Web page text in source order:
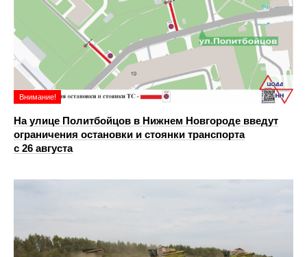
Внимание!
На улице Политбойцов в Нижнем Новгороде введут
ограничения остановки и стоянки транспорта
с 26 августа